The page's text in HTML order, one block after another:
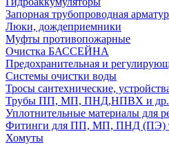
Запорная трубопроводная
Люки, дождеприемники
Муфты противопожарные
Очистка БАССЕЙНА
Предохранительная и
Системы очистки воды
Тросы сантехнические,
Трубы ПП, МП, ПНД,НПВХ и др.
Уплотнительные материалы для
Фитинги для ПП, МП, ПНД (ПЭ)
Хомуты